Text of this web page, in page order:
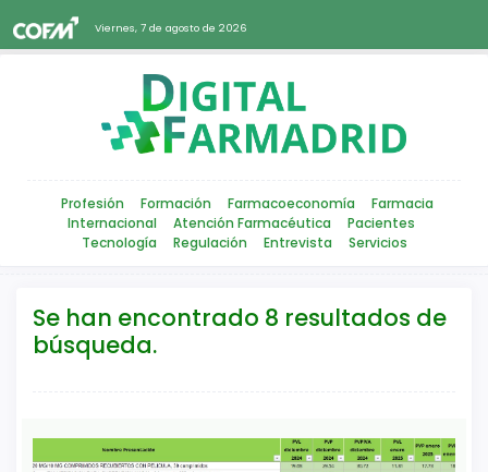
Viernes, 7 de agosto de 2026
Profesión Formación Farmacoeconomía
Farmacia
Internacional
Atención Farmacéutica
Pacientes
Tecnología
Regulación Entrevista Servicios
Se han encontrado 8 resultados de
búsqueda.